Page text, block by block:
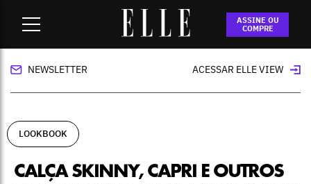
ASSINE OU
COMPRE
Calça skinny, capri e outros estilos que
deram a volta por cima
NEWSLETTER ACESSAR ELLE VIEW
LOOKBOOK
CALÇA SKINNY, CAPRI E OUTROS